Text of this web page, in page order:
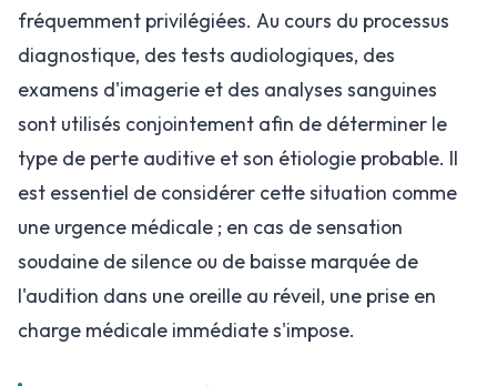
fréquemment privilégiées. Au cours du processus
diagnostique, des tests audiologiques, des
examens d'imagerie et des analyses sanguines
sont utilisés conjointement afin de déterminer le
type de perte auditive et son étiologie probable. Il
est essentiel de considérer cette situation comme
une urgence médicale ; en cas de sensation
soudaine de silence ou de baisse marquée de
l'audition dans une oreille au réveil, une prise en
charge médicale immédiate s'impose.